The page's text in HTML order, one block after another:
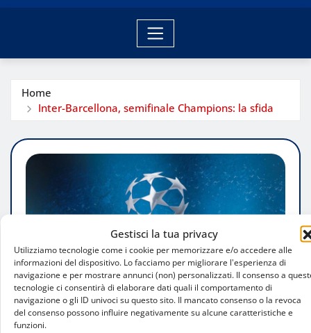
Gestisci la tua privacy
Utilizziamo tecnologie come i cookie per memorizzare e/o accedere alle
informazioni del dispositivo. Lo facciamo per migliorare l'esperienza di
navigazione e per mostrare annunci (non) personalizzati. Il consenso a
tecnologie ci consentirà di elaborare dati quali il comportamento di
navigazione o gli ID univoci su questo sito. Il mancato consenso o la revoca
del consenso possono influire negativamente su alcune caratteristiche e
funzioni.
Home
Inter-Barcellona, semifinale Champions: la sfida
ATTUALITÀ